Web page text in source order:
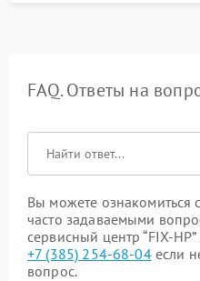
FAQ. Ответы на
Вы можете
часто задаваемыми
сервисный центр “FIX-
+7 (385) 254-68-04если
вопрос.